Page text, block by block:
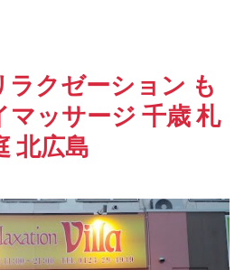
クゼーション も
ッサージ 千歳 札
北広島